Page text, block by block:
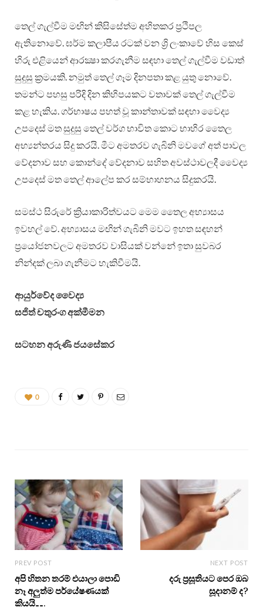
තෙල් ගැල්වීම මඟින් කිසිසේත්ම අහිතකර ප්‍රථිපල
ඇතිනොවේ. ඝර්ම කලාපීය රටක් වන ශ්‍රි ලංකාවේ හිස කෙස්
හිරු එළියෙන් ආරක්‍ෂා කරගැනීම සඳහා තෙල් ගැල්වීම වඩාත්
සුදුසු ක්‍රමයකි. නමුත් තෙල් ගෑම දිනපතා කළ යුතු නොවේ.
තමන්ට පහසු පරිදි දින කිහිපයකට වතාවක් තෙල් ගැල්වීම
කළ හැකිය. ගර්භාෂය පහත් වූ කාන්තාවක් සඳහා වෛද්‍ය
උපදෙස් මත සුදුසු තෙල් වර්ග භාවිත කොට භාහිර තෛල
අභ්‍යන්තරය සිදු කරයි. මීට අමතරව ගැබිනි මවගේ අත් පාවල
වේදනාව සහ කොන්දේ වේදනාව සහිත අවස්ථාවලදී වෛද්‍ය
උපදෙස් මත තෙල් ආලේප කර සම්භාහනය සිදුකරයි.
සමස්ථ සිරුරේ ක්‍රියාකාරිත්වයට මෙම තෛල අභ්‍යාසය
ඉවහල් වේ. අභ්‍යාසය මඟින් ගැබිනි මවට ඉහත සඳහන්
ප්‍රයෝජනවලට අමතරව වාසියක් වන්නේ ඉතා සුවබර
නින්දක් ලබා ගැනීමට හැකිවීමයි.
ආයුර්වේද වෛද්‍ය
සජිත් චතුරංග අක්මීමන
සටහන අරුණි ජයසේකර
0
PREV POST
අපි හිතන තරම් එයාලා පොඩි
නෑ අලුත්ම පර්යේෂණයක්
NEXT POST
දරු ප්‍රසූතියට පෙර ඔබ
සූදානම් ද?